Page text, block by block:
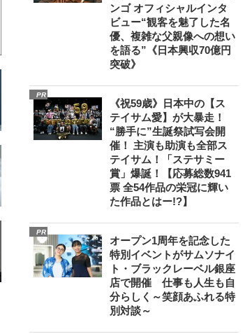
ンゴ オフィシャルインタ
ビュー“観客を魅了した名
優、複雑な父親像への想い
を語る”《日本興収70億円
突破》
PR
《祝59歳》日本中の【ス
テイサム愛】が大暴走！
“勝手に”生誕祭試写会開
催！ 主演も助演も全部ス
テイサム！「ステサミー
賞」爆誕！【応募総数941
票 全54作品の栄冠に輝い
た作品とはー!?】
PR
オープン1周年を記念した
特別イベントがサムソナイ
ト・ブラックレーベル銀座
店で開催 仕事も人生も自
分らしく～笑顔あふれる特
別対談～